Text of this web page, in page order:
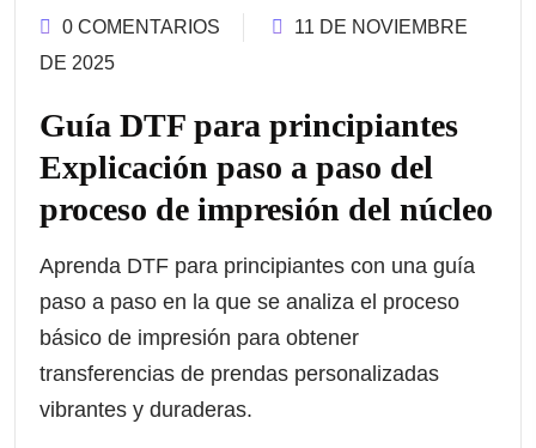
0 COMENTARIOS
11 DE NOVIEMBRE
DE 2025
Guía DTF para principiantes
Explicación paso a paso del
proceso de impresión del núcleo
Aprenda DTF para principiantes con una guía
paso a paso en la que se analiza el proceso
básico de impresión para obtener
transferencias de prendas personalizadas
vibrantes y duraderas.